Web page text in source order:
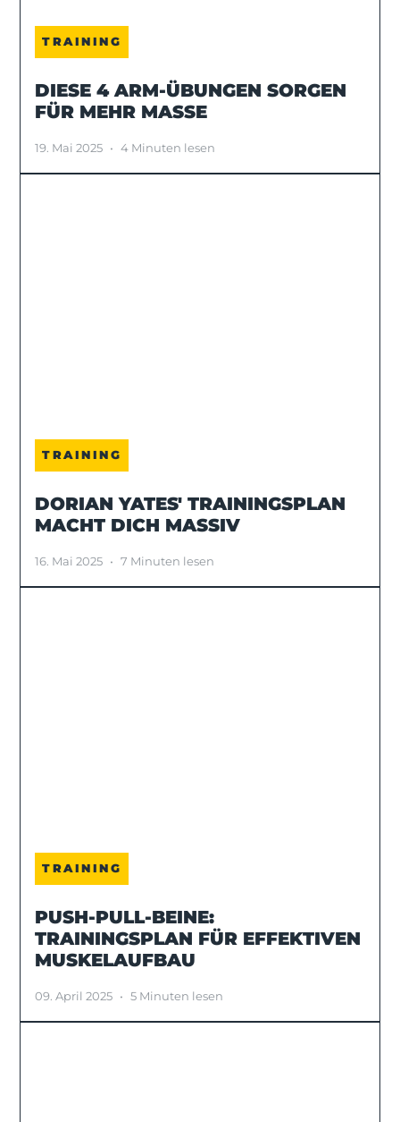
TRAINING
DIESE 4 ARM-ÜBUNGEN SORGEN
FÜR MEHR MASSE
19. Mai 2025 • 4 Minuten lesen
TRAINING
DORIAN YATES' TRAININGSPLAN
MACHT DICH MASSIV
16. Mai 2025 • 7 Minuten lesen
TRAINING
PUSH-PULL-BEINE:
TRAININGSPLAN FÜR EFFEKTIVEN
MUSKELAUFBAU
09. April 2025 • 5 Minuten lesen